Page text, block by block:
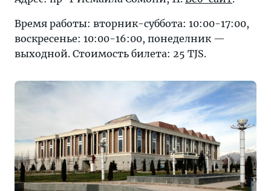
Время работы: вторник-суббота: 10:00-17:00,
воскресенье: 10:00-16:00, понеделник —
выходной. Стоимость билета: 25 TJS.